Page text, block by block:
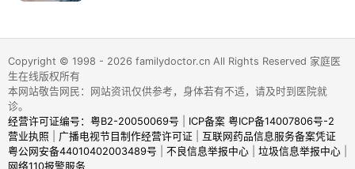
Copyright © 1998 - 2026 familydoctor.cn All Rights Reserved 家庭医
生在线版权所有
本网站敬告网民：网站资讯仅供参考，身体若有不适，请及时到医院就
诊。
经营许可证编号：粤B2-20050069号
ICP备案 粤ICP备14007806号-2
营业执照
广播电视节目制作经营许可证
互联网药品信息服务备案凭证
粤公网安备44010402003489号
不良信息举报中心| 垃圾信息举报中心|
网络110报警服务